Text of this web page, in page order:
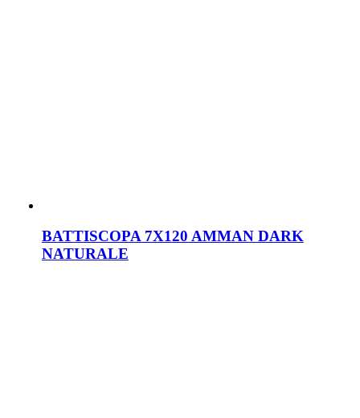
BATTISCOPA 7X120 AMMAN DARK
NATURALE